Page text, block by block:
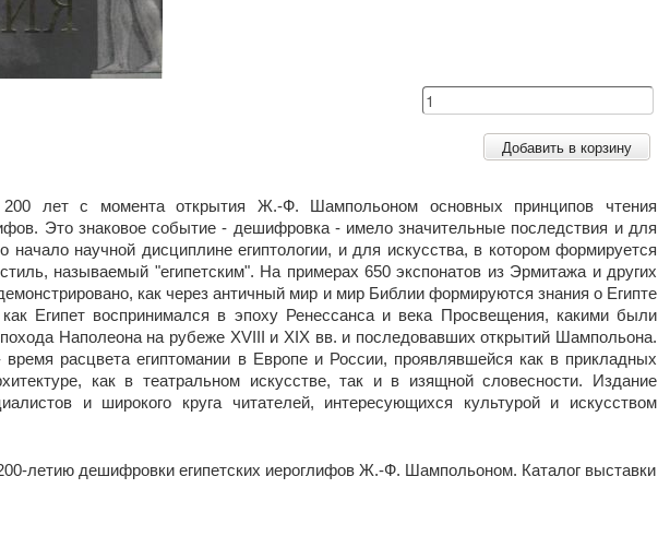
Добавить в корзину
лет с момента открытия Ж.-Ф. Шампольоном основных принципов чтения
Это знаковое событие - дешифровка - имело значительные последствия и для
начало научной дисциплине египтологии, и для искусства, в котором формируется
называемый "египетским". На примерах 650 экспонатов из Эрмитажа и других
как через античный мир и мир Библии формируются знания о Египте
как Египет воспринимался в эпоху Ренессанса и века Просвещения, какими были
похода Наполеона на рубеже XVIII и XIX вв. и последовавших открытий Шампольона.
расцвета египтомании в Европе и России, проявлявшейся как в прикладных
как в театральном искусстве, так и в изящной словесности. Издание
и широкого круга читателей, интересующихся культурой и искусством
летию дешифровки египетских иероглифов Ж.-Ф. Шампольоном. Каталог выставки